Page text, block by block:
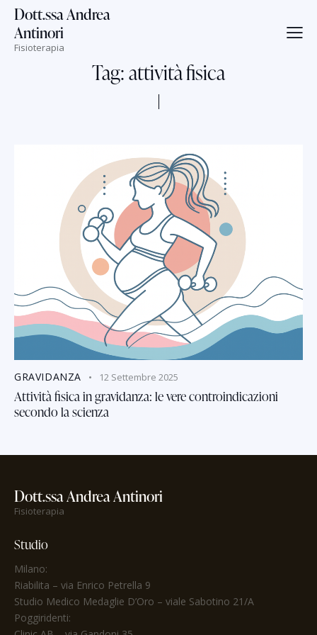
Dott.ssa Andrea
Antinori
Fisioterapia
Tag: attività fisica
GRAVIDANZA 12 Settembre 2025
Attività fisica in gravidanza: le vere controindicazioni
secondo la scienza
Dott.ssa Andrea Antinori
Fisioterapia
Studio
Milano:
Riabilita – via Enrico Petrella 9
Studio Medico Medaglie D’Oro – viale Sabotino 21/A
Poggiridenti: